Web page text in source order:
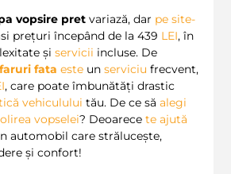
vopsire pret variază, dar pe site-
prețuri începând de la 439 LEI, în
și servicii incluse. De
fata este un serviciu frecvent,
, care poate îmbunătăți drastic
vehiculului tău. De ce să alegi
vopselei? Deoarece te ajută
automobil care strălucește,
și confort!